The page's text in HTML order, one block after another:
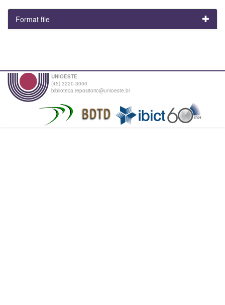
Format file
UNIOESTE
(45) 3220-3000
biblioteca.repositorio@unioeste.br